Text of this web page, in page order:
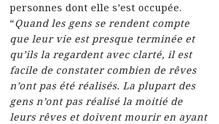
personnes dont elle s’est occupée.
“Quand les gens se rendent compte
que leur vie est presque terminée et
qu’ils la regardent avec clarté, il est
facile de constater combien de rêves
n’ont pas été réalisés. La plupart des
gens n’ont pas réalisé la moitié de
leurs rêves et doivent mourir en ayant